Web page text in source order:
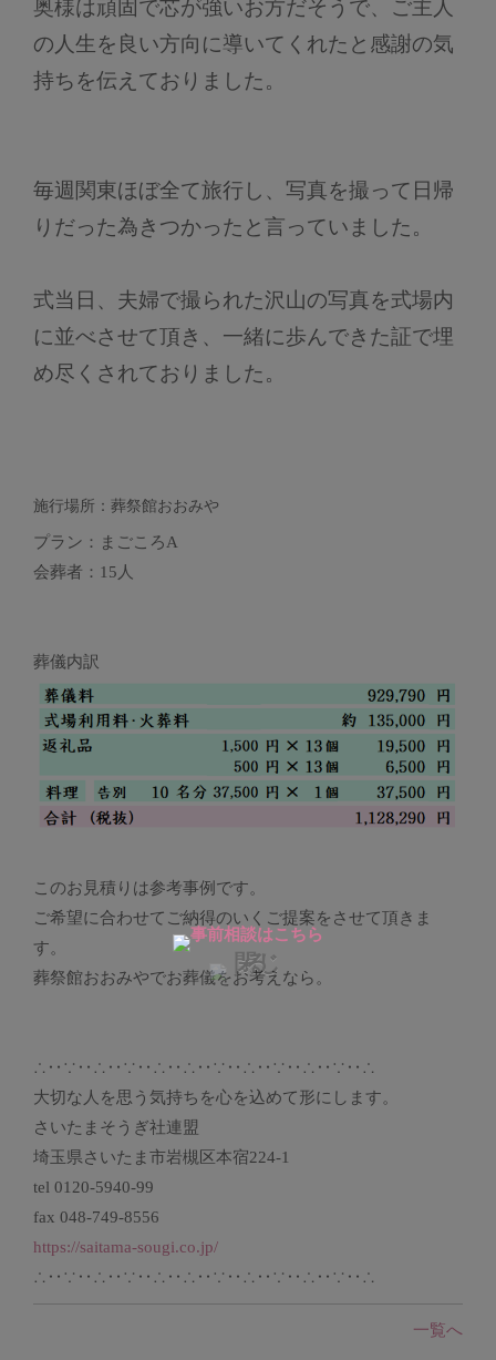
奥様は頑固で芯が強いお方だそうで、ご主人
の人生を良い方向に導いてくれたと感謝の気
持ちを伝えておりました。
毎週関東ほぼ全て旅行し、写真を撮って日帰
りだった為きつかったと言っていました。
式当日、夫婦で撮られた沢山の写真を式場内
に並べさせて頂き、一緒に歩んできた証で埋
め尽くされておりました。
施行場所：葬祭館おおみや
プラン：まごころA
会葬者：15人
葬儀内訳
このお見積りは参考事例です。
ご希望に合わせてご納得のいくご提案をさせて頂きま
す。
葬祭館おおみやでお葬儀をお考えなら。
∴‥∵‥∴‥∵‥∴‥∴‥∵‥∴‥∵‥∴‥∵‥∴
大切な人を思う気持ちを心を込めて形にします。
さいたまそうぎ社連盟
埼玉県さいたま市岩槻区本宿224-1
tel 0120-5940-99
fax 048-749-8556
https://saitama-sougi.co.jp/
∴‥∵‥∴‥∵‥∴‥∴‥∵‥∴‥∵‥∴‥∵‥∴
一覧へ